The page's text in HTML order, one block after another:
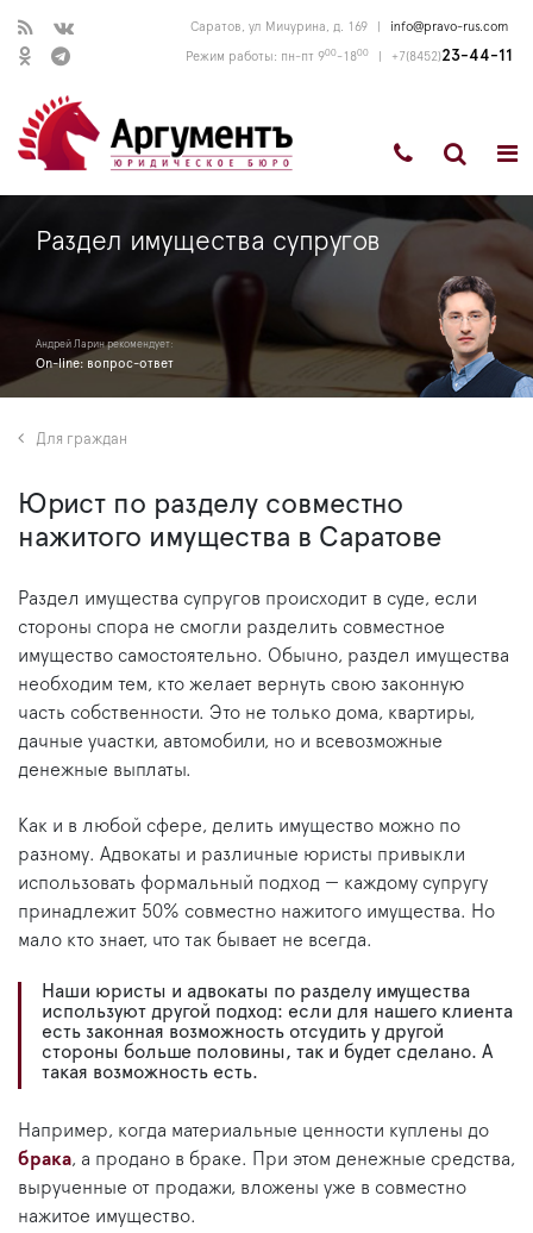
Саратов, ул Мичурина, д. 169 info@pravo-rus.com
Режим работы: пн-пт 900-1800 +7(8452)23-44-11
Раздел имущества супругов
Андрей Ларин рекомендует:
On-line: вопрос-ответ
Для граждан
Юрист по разделу совместно
нажитого имущества в Саратове
Раздел имущества супругов происходит в суде, если
стороны спора не смогли разделить совместное
имущество самостоятельно. Обычно, раздел имущества
необходим тем, кто желает вернуть свою законную
часть собственности. Это не только дома, квартиры,
дачные участки, автомобили, но и всевозможные
денежные выплаты.
Как и в любой сфере, делить имущество можно по
разному. Адвокаты и различные юристы привыкли
использовать формальный подход — каждому супругу
принадлежит 50% совместно нажитого имущества. Но
мало кто знает, что так бывает не всегда.
Наши юристы и адвокаты по разделу имущества
используют другой подход: если для нашего клиента
есть законная возможность отсудить у другой
стороны больше половины, так и будет сделано. А
такая возможность есть.
Например, когда материальные ценности куплены до
брака, а продано в браке. При этом денежные средства,
вырученные от продажи, вложены уже в совместно
нажитое имущество.